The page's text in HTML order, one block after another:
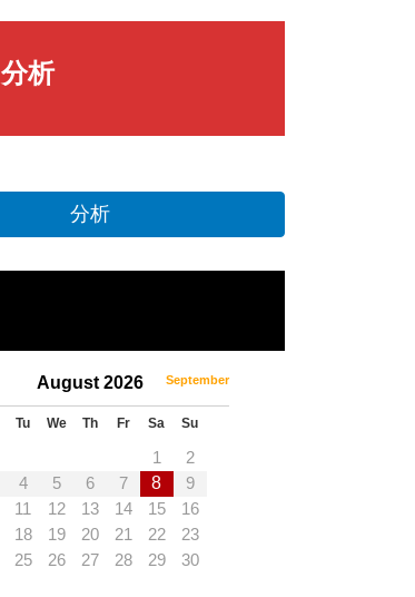
分析
分析
August 2026 September
Tu We Th Fr Sa Su
1
2
4 5 6 7 8
9
11 12 13 14 15
16
18 19 20 21 22
23
25 26 27 28 29
30